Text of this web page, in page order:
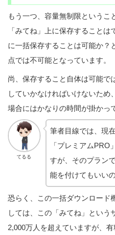
もう一つ、容量無制限というこ
「みてね」上に保存すること
に一括保存することは可能か？
点では不可能となっています。
尚、保存すること自体は可能で
していかなければいけないため
場合にはかなりの時間が掛かっ
てるる
筆者目線では、現
「プレミアムPRO
すが、そのプラン
能を付けてもいい
恐らく、この一括ダウンロード
しては、この「みてね」という
2,000万人を超えていますが、